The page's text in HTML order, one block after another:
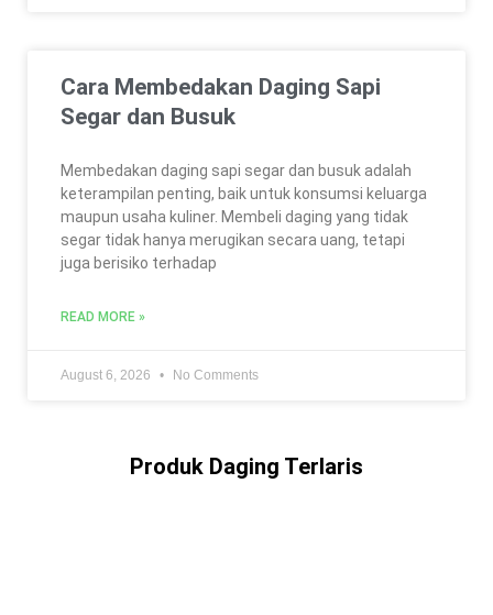
Cara Membedakan Daging Sapi
Segar dan Busuk
Membedakan daging sapi segar dan busuk adalah
keterampilan penting, baik untuk konsumsi keluarga
maupun usaha kuliner. Membeli daging yang tidak
segar tidak hanya merugikan secara uang, tetapi
juga berisiko terhadap
READ MORE »
August 6, 2026 No Comments
Produk Daging Terlaris